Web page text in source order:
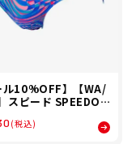
ル10%OFF】【WA/
スピード SPEEDO
ョートブーン スイム
(税込)